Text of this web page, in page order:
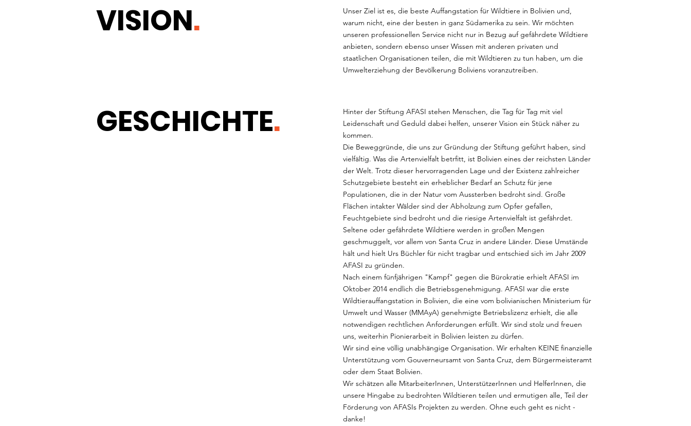
VISION.
GESCHICHTE.
Unser Ziel ist es, die beste Auffangstation für Wildtiere in Bolivien und,
warum nicht, eine der besten in ganz Südamerika zu sein. Wir möchten
unseren professionellen Service nicht nur in Bezug auf gefährdete Wildtiere
anbieten, sondern ebenso unser Wissen mit anderen privaten und
staatlichen Organisationen teilen, die mit Wildtieren zu tun haben, um die
Umwelterziehung der Bevölkerung Boliviens voranzutreiben.
Hinter der Stiftung AFASI stehen Menschen, die Tag für Tag mit viel
Leidenschaft und Geduld dabei helfen, unserer Vision ein Stück näher zu
kommen.
Die Beweggründe, die uns zur Gründung der Stiftung geführt haben, sind
vielfältig. Was die Artenvielfalt betrfitt, ist Bolivien eines der reichsten Länder
der Welt. Trotz dieser hervorragenden Lage und der Existenz zahlreicher
Schutzgebiete besteht ein erheblicher Bedarf an Schutz für jene
Populationen, die in der Natur vom Aussterben bedroht sind. Große
Flächen intakter Wälder sind der Abholzung zum Opfer gefallen,
Feuchtgebiete sind bedroht und die riesige Artenvielfalt ist gefährdet.
Seltene oder gefährdete Wildtiere werden in großen Mengen
geschmuggelt, vor allem von Santa Cruz in andere Länder. Diese Umstände
hält und hielt Urs Büchler für nicht tragbar und entschied sich im Jahr 2009
AFASI zu gründen.
Nach einem fünfjährigen "Kampf" gegen die Bürokratie erhielt AFASI im
Oktober 2014 endlich die Betriebsgenehmigung. AFASI war die erste
Wildtierauffangstation in Bolivien, die eine vom bolivianischen Ministerium für
Umwelt und Wasser (MMAyA) genehmigte Betriebslizenz erhielt, die alle
notwendigen rechtlichen Anforderungen erfüllt. Wir sind stolz und freuen
uns, weiterhin Pionierarbeit in Bolivien leisten zu dürfen.
Wir sind eine völlig unabhängige Organisation. Wir erhalten KEINE finanzielle
Unterstützung vom Gouverneursamt von Santa Cruz, dem Bürgermeisteramt
oder dem Staat Bolivien.
Wir schätzen alle MitarbeiterInnen, UnterstützerInnen und HelferInnen, die
unsere Hingabe zu bedrohten Wildtieren teilen und ermutigen alle, Teil der
Förderung von AFASIs Projekten zu werden. Ohne euch geht es nicht -
danke!